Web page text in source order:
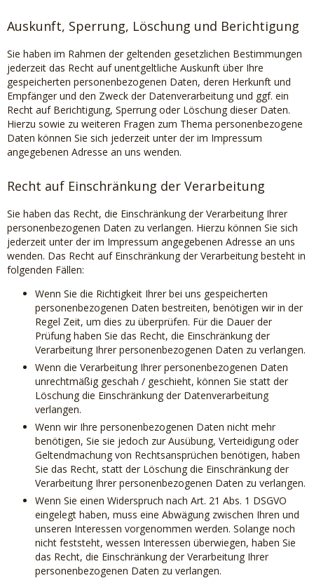
Auskunft, Sperrung, Löschung und Berichtigung
Sie haben im Rahmen der geltenden gesetzlichen Bestimmungen
jederzeit das Recht auf unentgeltliche Auskunft über Ihre
gespeicherten personenbezogenen Daten, deren Herkunft und
Empfänger und den Zweck der Datenverarbeitung und ggf. ein
Recht auf Berichtigung, Sperrung oder Löschung dieser Daten.
Hierzu sowie zu weiteren Fragen zum Thema personenbezogene
Daten können Sie sich jederzeit unter der im Impressum
angegebenen Adresse an uns wenden.
Recht auf Einschränkung der Verarbeitung
Sie haben das Recht, die Einschränkung der Verarbeitung Ihrer
personenbezogenen Daten zu verlangen. Hierzu können Sie sich
jederzeit unter der im Impressum angegebenen Adresse an uns
wenden. Das Recht auf Einschränkung der Verarbeitung besteht in
folgenden Fällen:
Wenn Sie die Richtigkeit Ihrer bei uns gespeicherten
personenbezogenen Daten bestreiten, benötigen wir in der
Regel Zeit, um dies zu überprüfen. Für die Dauer der
Prüfung haben Sie das Recht, die Einschränkung der
Verarbeitung Ihrer personenbezogenen Daten zu verlangen.
Wenn die Verarbeitung Ihrer personenbezogenen Daten
unrechtmäßig geschah / geschieht, können Sie statt der
Löschung die Einschränkung der Datenverarbeitung
verlangen.
Wenn wir Ihre personenbezogenen Daten nicht mehr
benötigen, Sie sie jedoch zur Ausübung, Verteidigung oder
Geltendmachung von Rechtsansprüchen benötigen, haben
Sie das Recht, statt der Löschung die Einschränkung der
Verarbeitung Ihrer personenbezogenen Daten zu verlangen.
Wenn Sie einen Widerspruch nach Art. 21 Abs. 1 DSGVO
eingelegt haben, muss eine Abwägung zwischen Ihren und
unseren Interessen vorgenommen werden. Solange noch
nicht feststeht, wessen Interessen überwiegen, haben Sie
das Recht, die Einschränkung der Verarbeitung Ihrer
personenbezogenen Daten zu verlangen.